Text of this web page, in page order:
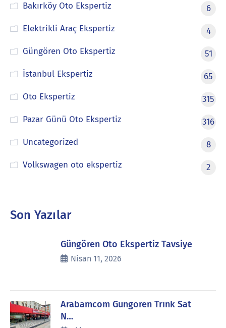
Bakırköy Oto Ekspertiz
6
Elektrikli Araç Ekspertiz
4
Güngören Oto Ekspertiz
51
İstanbul Ekspertiz
65
Oto Ekspertiz
315
Pazar Günü Oto Ekspertiz
316
Uncategorized
8
Volkswagen oto ekspertiz
2
Son Yazılar
Güngören Oto Ekspertiz Tavsiye
Nisan 11, 2026
Arabamcom Güngören Trink Sat
N…